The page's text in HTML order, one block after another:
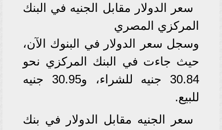
سعر الدولار مقابل الجنيه في البنك
المركزي المصري
وسجل سعر الدولار في البنوك الآن،
حيث جاءت في البنك المركزي نحو
30.84 جنيه للشراء، و30.95 جنيه
للبيع.
سعر الجنيه مقابل الدولار في بنك